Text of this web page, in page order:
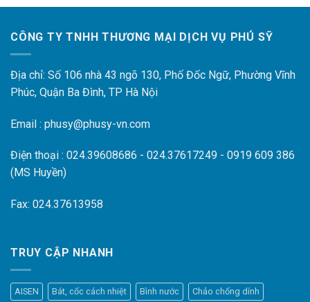
CÔNG TY TNHH THƯƠNG MẠI DỊCH VỤ PHÚ SỸ
Địa chỉ: Số 106 nhà 43 ngõ 130, Phố Đốc Ngữ, Phường Vĩnh
Phúc, Quận Ba Đình, TP Hà Nội
Email : phusy@phusy-vn.com
Điện thoại : 024.39608686 - 024.37617249 - 0919 609 386
(MS Huyền)
Fax: 024.37613958
TRUY CẬP NHANH
AISEN Bát, cốc cách nhiệt Bình nước Chảo chống dính